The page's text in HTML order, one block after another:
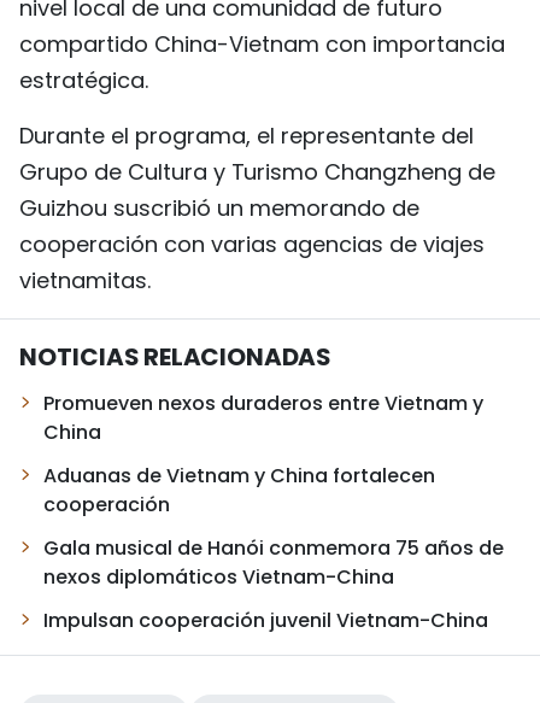
nivel local de una comunidad de futuro
compartido China-Vietnam con importancia
estratégica.
Durante el programa, el representante del
Grupo de Cultura y Turismo Changzheng de
Guizhou suscribió un memorando de
cooperación con varias agencias de viajes
vietnamitas.
NOTICIAS RELACIONADAS
Promueven nexos duraderos entre Vietnam y
China
Aduanas de Vietnam y China fortalecen
cooperación
Gala musical de Hanói conmemora 75 años de
nexos diplomáticos Vietnam-China
Impulsan cooperación juvenil Vietnam-China